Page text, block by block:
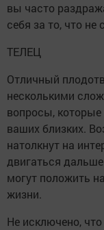
вы часто
себя за то, что не
ТЕЛЕЦ
Отличный
несколькими
вопросы,
ваших близких.
натолкнут на
двигаться
могут положить
жизни.
Не исключено,